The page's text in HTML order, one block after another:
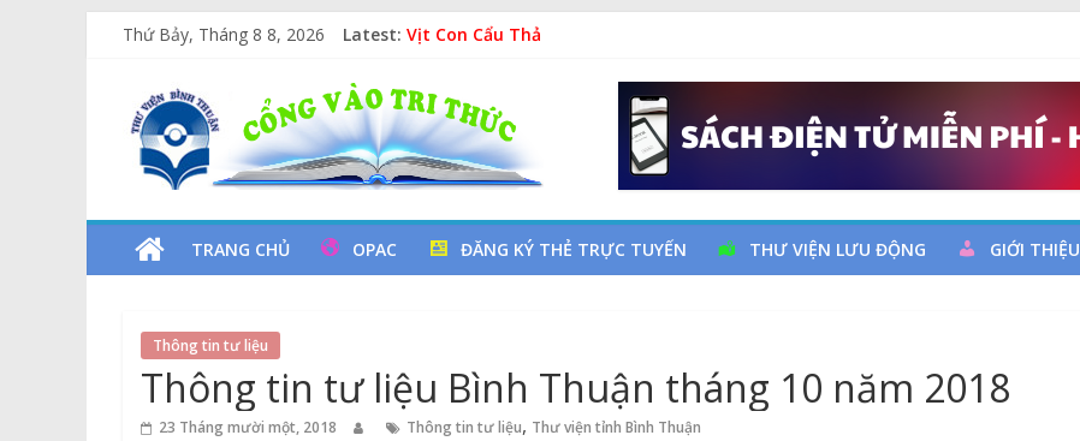
Thứ Bảy, Tháng 8 8, 2026 Latest: Vịt Con Cẩu Thả
Kỷ niệm 97 năm Ngày thành lập Công đoàn Việt Nam (28/7/1929 – 28/7/2026)
Xe Lu Và Xe Ca
Các yếu tố nguy cơ đột quỵ não và dự phòng
Thư
Viện
Tỉnh
Bình
Thuận
Cổng
TRANG CHỦ OPAC ĐĂNG KÝ THẺ TRỰC TUYẾN THƯ VIỆN LƯU ĐỘNG GIỚI THIỆU
Thông tin tư liệu
Thông tin tư liệu Bình Thuận tháng 10 năm 2018
23 Tháng mười một, 2018 Thông tin tư liệu, Thư viện tỉnh Bình Thuận